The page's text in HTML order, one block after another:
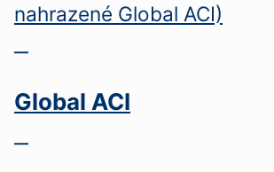
nahrazené Global ACI)
—
Global ACI
—